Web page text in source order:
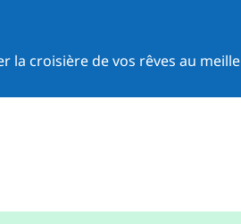
la croisière de vos rêves au